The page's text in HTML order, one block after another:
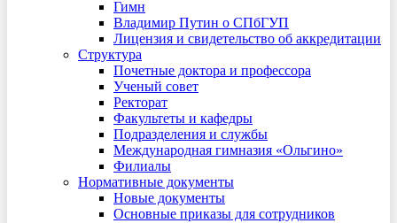
Гимн
Владимир Путин о СПбГУП
Лицензия и свидетельство об аккредитации
Структура
Почетные доктора и профессора
Ученый совет
Ректорат
Факультеты и кафедры
Подразделения и службы
Международная гимназия «Ольгино»
Филиалы
Нормативные документы
Новые документы
Основные приказы для сотрудников